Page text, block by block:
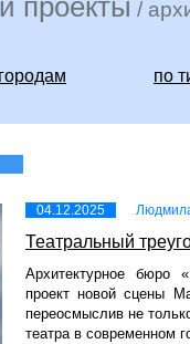
проекты /
по
04.12.2025
Театральный
Архитектурное бюро
проект новой сцены
переосмыслив не
театра в современном